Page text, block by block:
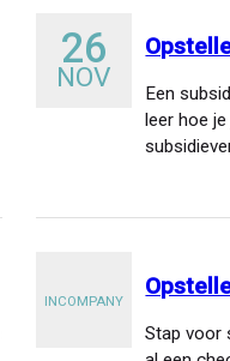
26
NOV
Een
leer hoe
INCOMPANY
Stap voor